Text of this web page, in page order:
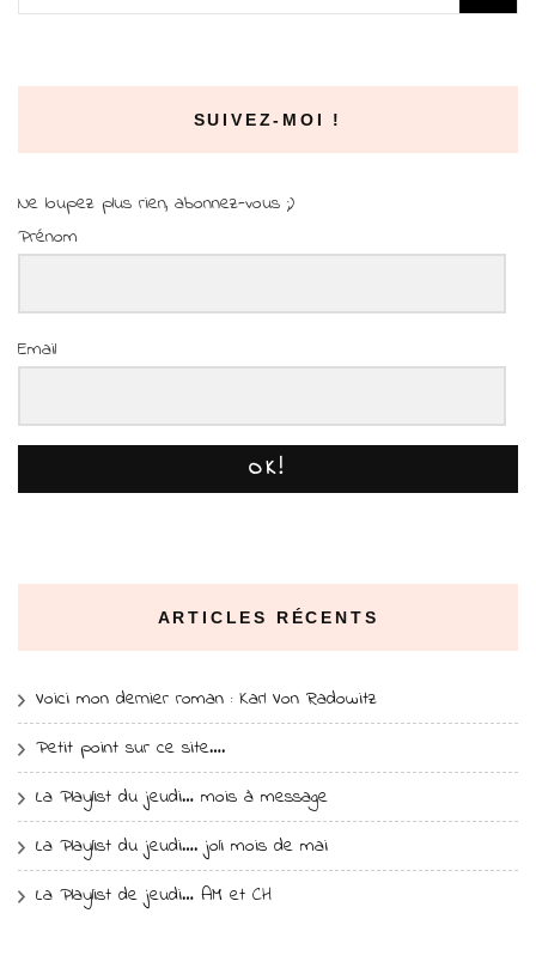
SUIVEZ-MOI !
Ne loupez plus rien, abonnez-vous ;)
Prénom
Email
OK!
ARTICLES RÉCENTS
Voici mon dernier roman : Karl Von Radowitz
Petit point sur ce site….
La Playlist du jeudi… mois à message
La Playlist du jeudi…. joli mois de mai
La Playlist de jeudi… AM et CH